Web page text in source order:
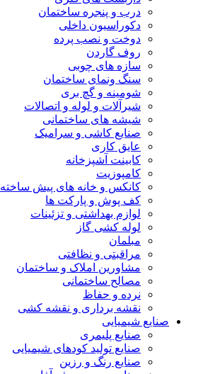
درب و پنجره ساختمان
دکوراسیون داخلی
دوخت و نصب پرده
روف گاردن
سازه های چوبی
سنگ ونمای ساختمان
شومینه و گچ بری
شیرآلات و لوله و اتصالات
شیشه های ساختمانی
صنایع کاشی و سرامیک
عایق کاری
کابینت آشپزخانه
کامپوزیت
کانکس و خانه های پیش ساخته
کف پوش و پارکت ها
لوازم بهداشتی و تزئینات
لوله کشی گاز
مبلمان
مراقبتی و نظافتی
مشاورین املاک و ساختمان
مصالح ساختمانی
نرده و حفاظ
نقشه برداری و نقشه کشی
صنایع شیمیایی
صنایع پلیمری
صنایع تولید کودهای شیمیایی
صنایع رنگ و رزین